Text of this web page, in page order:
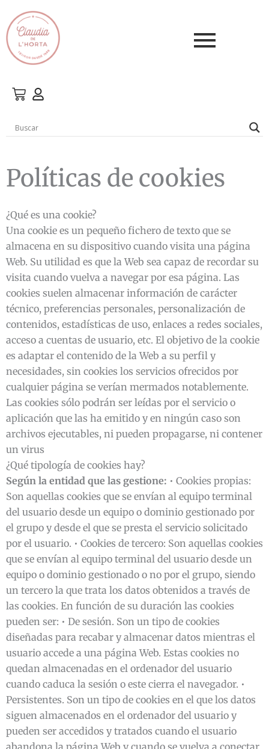
contenido
Políticas de cookies
¿Qué es una cookie?
Una cookie es un pequeño fichero de texto que se
almacena en su dispositivo cuando visita una página
Web. Su utilidad es que la Web sea capaz de recordar su
visita cuando vuelva a navegar por esa página. Las
cookies suelen almacenar información de carácter
técnico, preferencias personales, personalización de
contenidos, estadísticas de uso, enlaces a redes sociales,
acceso a cuentas de usuario, etc. El objetivo de la cookie
es adaptar el contenido de la Web a su perfil y
necesidades, sin cookies los servicios ofrecidos por
cualquier página se verían mermados notablemente.
Las cookies sólo podrán ser leídas por el servicio o
aplicación que las ha emitido y en ningún caso son
archivos ejecutables, ni pueden propagarse, ni contener
un virus
¿Qué tipología de cookies hay?
Según la entidad que las gestione: • Cookies propias:
Son aquellas cookies que se envían al equipo terminal
del usuario desde un equipo o dominio gestionado por
el grupo y desde el que se presta el servicio solicitado
por el usuario. • Cookies de tercero: Son aquellas cookies
que se envían al equipo terminal del usuario desde un
equipo o dominio gestionado o no por el grupo, siendo
un tercero la que trata los datos obtenidos a través de
las cookies. En función de su duración las cookies
pueden ser: • De sesión. Son un tipo de cookies
diseñadas para recabar y almacenar datos mientras el
usuario accede a una página Web. Estas cookies no
quedan almacenadas en el ordenador del usuario
cuando caduca la sesión o este cierra el navegador. •
Persistentes. Son un tipo de cookies en el que los datos
siguen almacenados en el ordenador del usuario y
pueden ser accedidos y tratados cuando el usuario
abandona la página Web y cuando se vuelva a conectar